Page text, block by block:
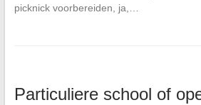
picknick voorbereiden, ja,…
Particuliere school of